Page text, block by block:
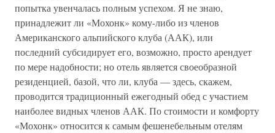
попытка увенчалась полным успехом. Я не знаю,
принадлежит ли «Мохонк» кому-либо из членов
Американского альпийского клуба (ААК), или
последний субсидирует его, возможно, просто арендует
по мере надобности; но отель является своеобразной
резиденцией, базой, что ли, клуба — здесь, скажем,
проводится традиционный ежегодный обед с участием
наиболее видных членов ААК. По стоимости и комфорту
«Мохонк» относится к самым фешенебельным отелям